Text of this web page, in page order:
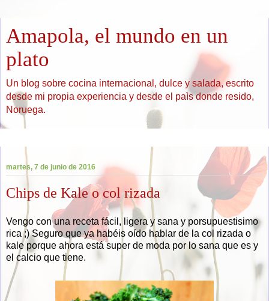
Amapola, el mundo en un
plato
Un blog sobre cocina internacional, dulce y salada, escrito
desde mi propia experiencia y desde el paìs donde resido,
Noruega.
martes, 7 de junio de 2016
Chips de Kale o col rizada
Vengo con una receta fácil, ligera y sana y porsupuestisimo
rica ;) Seguro que ya habéis oído hablar de la col rizada o
kale porque ahora está super de moda por lo sana que es y
el calcio que tiene.